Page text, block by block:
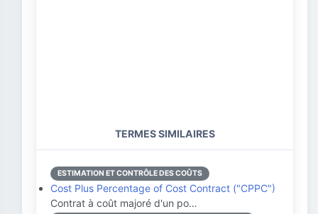
TERMES SIMILAIRES
ESTIMATION ET CONTRÔLE DES COÛTS
Cost Plus Percentage of Cost Contract ("CPPC")
Contrat à coût majoré d'un po…